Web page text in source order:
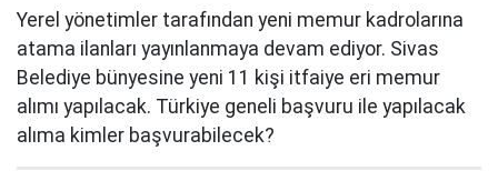
Yerel yönetimler tarafından yeni memur kadrolarına
atama ilanları yayınlanmaya devam ediyor. Sivas
Belediye bünyesine yeni 11 kişi itfaiye eri memur
alımı yapılacak. Türkiye geneli başvuru ile yapılacak
alıma kimler başvurabilecek?